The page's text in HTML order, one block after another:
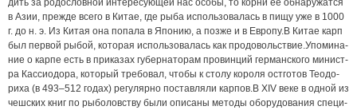
дить за ро­дос­лов­ной ин­те­ре­су­ю­щей нас осо­бы, то кор­ни ее об­на­ру­жат­ся
в Азии, преж­де все­го в Ки­тае, где ры­ба ис­поль­зо­ва­лась в пи­щу уже в 1000
г. до н. э. Из Ки­тая она по­па­ла в Япо­нию, а поз­же и в Евро­пу.В Ки­тае карп
был пер­вой ры­бой, ко­то­рая ис­поль­зо­ва­лась как про­до­воль­ст­вие.Упо­ми­на­
ние о кар­пе есть в при­ка­зах гу­бер­на­то­рам про­вин­ций гер­ман­ско­го ми­нис­т­
ра Кас­си­о­до­ра, ко­то­рый тре­бо­вал, что­бы к сто­лу ко­ро­ля ос­т­го­тов Те­о­до­
ри­ха (в 493–512 го­дах) ре­гу­ляр­но по­став­ля­ли кар­пов.В XIV ве­ке в од­ной из
чеш­ских книг по ры­бо­лов­ст­ву бы­ли опи­са­ны ме­то­ды обо­ру­до­ва­ния спе­ци­